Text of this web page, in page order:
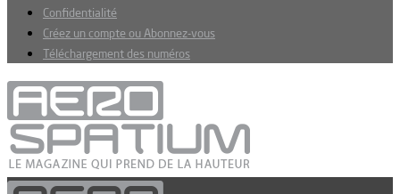
Confidentialité
Créez un compte ou Abonnez-vous
Téléchargement des numéros